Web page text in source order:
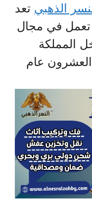
الذهبي تعد
تعمل في مجال
المملكة
عام